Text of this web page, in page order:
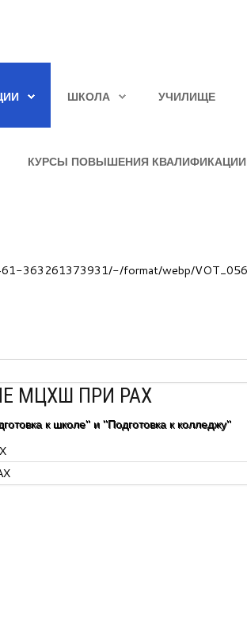
ШКОЛА УЧИЛИЩЕ
КУРСЫ ПОВЫШЕНИЯ КВАЛИФИКАЦИИ
МЦХШ ПРИ РАХ
к школе" и "Подготовка к колледжу"